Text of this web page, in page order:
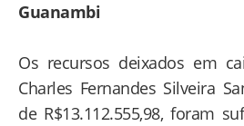
Guanambi
Os recursos deixados em
Charles Fernandes Silveira
de R$13.112.555,98, foram